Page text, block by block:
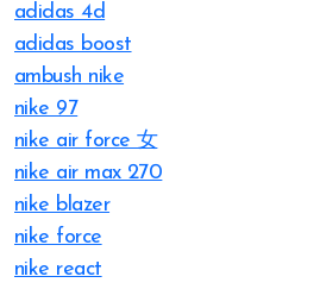
adidas 4d
adidas boost
ambush nike
nike 97
nike air force 女
nike air max 270
nike blazer
nike force
nike react